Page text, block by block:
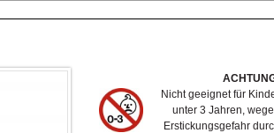
Nicht geeignet für
unter 3 Jahren,
Erstickungsgefahr